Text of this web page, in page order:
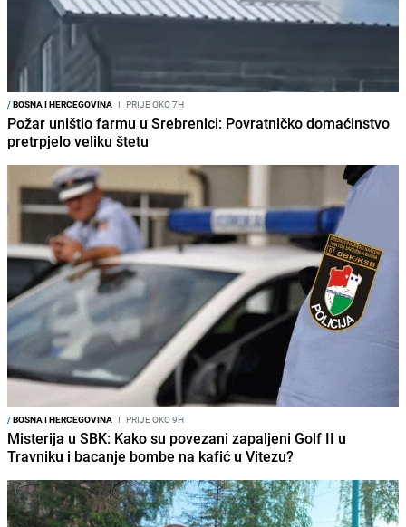
/BOSNA I HERCEGOVINA I PRIJE OKO 7H
Požar uništio farmu u Srebrenici: Povratničko domaćinstvo
pretrpjelo veliku štetu
/BOSNA I HERCEGOVINA I PRIJE OKO 9H
Misterija u SBK: Kako su povezani zapaljeni Golf II u
Travniku i bacanje bombe na kafić u Vitezu?